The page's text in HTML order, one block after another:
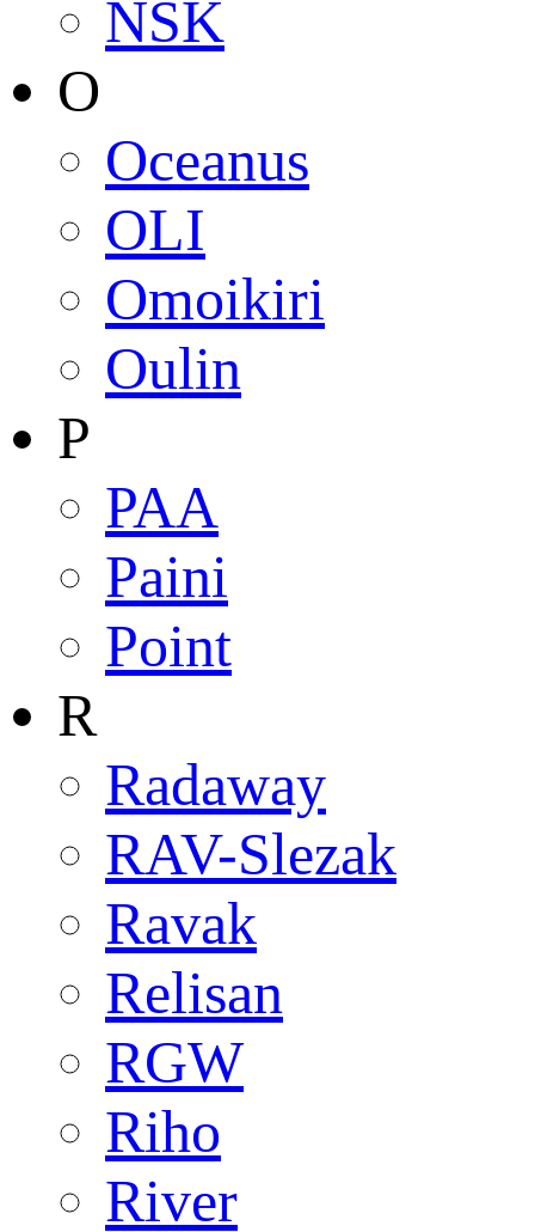
NSK
O
Oceanus
OLI
Omoikiri
Oulin
P
PAA
Paini
Point
R
Radaway
RAV-Slezak
Ravak
Relisan
RGW
Riho
River